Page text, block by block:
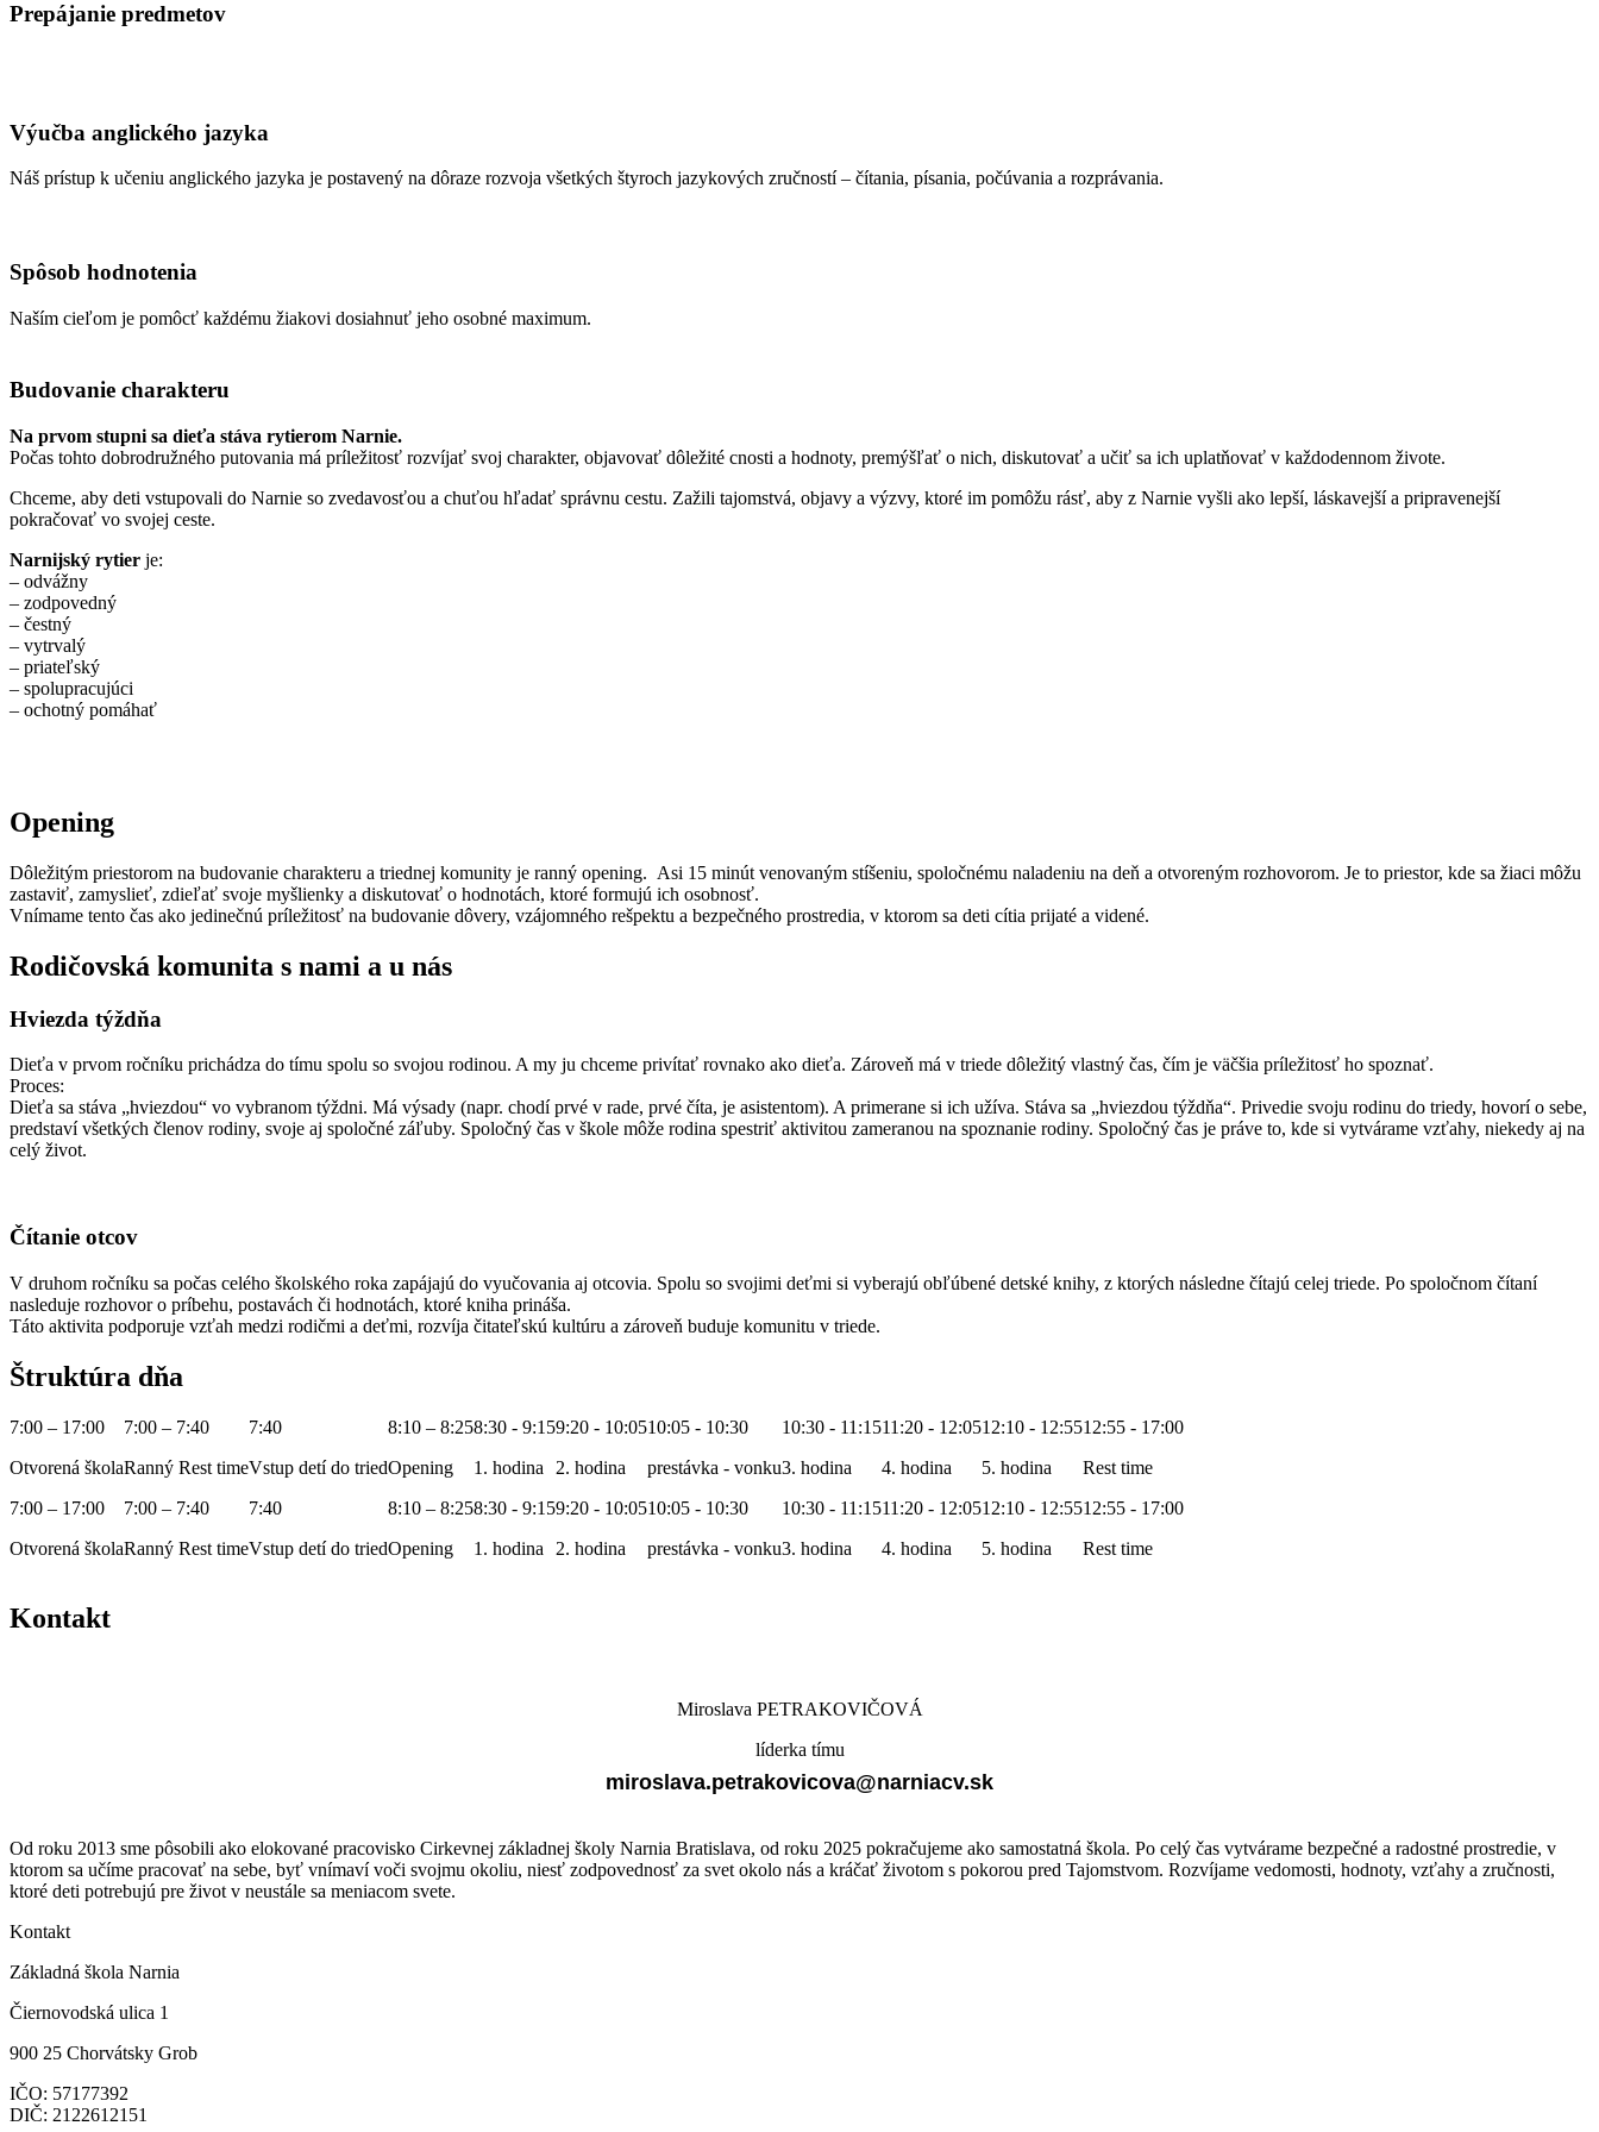
Prepájanie predmetov
Výučba anglického jazyka
Náš prístup k učeniu anglického jazyka je postavený na dôraze rozvoja všetkých štyroch jazykových zručností – čítania, písania, počúvania a rozprávania.
Spôsob hodnotenia
Naším cieľom je pomôcť každému žiakovi dosiahnuť jeho osobné maximum.
Budovanie charakteru
Na prvom stupni sa dieťa stáva rytierom Narnie.
Počas tohto dobrodružného putovania má príležitosť rozvíjať svoj charakter, objavovať dôležité cnosti a hodnoty, premýšľať o nich, diskutovať a učiť sa ich uplatňovať v každodennom živote.
Chceme, aby deti vstupovali do Narnie so zvedavosťou a chuťou hľadať správnu cestu. Zažili tajomstvá, objavy a výzvy, ktoré im pomôžu rásť, aby z Narnie vyšli ako lepší, láskavejší a pripravenejší
pokračovať vo svojej ceste.
Narnijský rytier je:
– odvážny
– zodpovedný
– čestný
– vytrvalý
– priateľský
– spolupracujúci
– ochotný pomáhať
Opening
Dôležitým priestorom na budovanie charakteru a triednej komunity je ranný opening. Asi 15 minút venovaným stíšeniu, spoločnému naladeniu na deň a otvoreným rozhovorom. Je to priestor, kde sa žiaci môžu
zastaviť, zamyslieť, zdieľať svoje myšlienky a diskutovať o hodnotách, ktoré formujú ich osobnosť.
Vnímame tento čas ako jedinečnú príležitosť na budovanie dôvery, vzájomného rešpektu a bezpečného prostredia, v ktorom sa deti cítia prijaté a videné.
Rodičovská komunita s nami a u nás
Hviezda týždňa
Dieťa v prvom ročníku prichádza do tímu spolu so svojou rodinou. A my ju chceme privítať rovnako ako dieťa. Zároveň má v triede dôležitý vlastný čas, čím je väčšia príležitosť ho spoznať.
Proces:
Dieťa sa stáva „hviezdou“ vo vybranom týždni. Má výsady (napr. chodí prvé v rade, prvé číta, je asistentom). A primerane si ich užíva. Stáva sa „hviezdou týždňa“. Privedie svoju rodinu do triedy, hovorí o sebe,
predstaví všetkých členov rodiny, svoje aj spoločné záľuby. Spoločný čas v škole môže rodina spestriť aktivitou zameranou na spoznanie rodiny. Spoločný čas je práve to, kde si vytvárame vzťahy, niekedy aj na
celý život.
Čítanie otcov
V druhom ročníku sa počas celého školského roka zapájajú do vyučovania aj otcovia. Spolu so svojimi deťmi si vyberajú obľúbené detské knihy, z ktorých následne čítajú celej triede. Po spoločnom čítaní
nasleduje rozhovor o príbehu, postavách či hodnotách, ktoré kniha prináša.
Táto aktivita podporuje vzťah medzi rodičmi a deťmi, rozvíja čitateľskú kultúru a zároveň buduje komunitu v triede.
Štruktúra dňa
7:00 – 17:00
Otvorená škola
7:00 – 17:00
Otvorená škola
7:00 – 7:40
Ranný Rest time
7:00 – 7:40
Ranný Rest time
7:40
Vstup detí do tried
7:40
Vstup detí do tried
8:10 – 8:25
Opening
8:10 – 8:25
Opening
8:30 - 9:15
1. hodina
8:30 - 9:15
1. hodina
9:20 - 10:05
2. hodina
9:20 - 10:05
2. hodina
10:05 - 10:30
prestávka - vonku
10:05 - 10:30
prestávka - vonku
10:30 - 11:15
3. hodina
10:30 - 11:15
3. hodina
11:20 - 12:05
4. hodina
11:20 - 12:05
4. hodina
12:10 - 12:55
5. hodina
12:10 - 12:55
5. hodina
12:55 - 17:00
Rest time
12:55 - 17:00
Rest time
Kontakt
Miroslava PETRAKOVIČOVÁ
líderka tímu
miroslava.petrakovicova@narniacv.sk
Od roku 2013 sme pôsobili ako elokované pracovisko Cirkevnej základnej školy Narnia Bratislava, od roku 2025 pokračujeme ako samostatná škola. Po celý čas vytvárame bezpečné a radostné prostredie, v
ktorom sa učíme pracovať na sebe, byť vnímaví voči svojmu okoliu, niesť zodpovednosť za svet okolo nás a kráčať životom s pokorou pred Tajomstvom. Rozvíjame vedomosti, hodnoty, vzťahy a zručnosti,
ktoré deti potrebujú pre život v neustále sa meniacom svete.
Kontakt
Základná škola Narnia
Čiernovodská ulica 1
900 25 Chorvátsky Grob
IČO: 57177392
DIČ: 2122612151